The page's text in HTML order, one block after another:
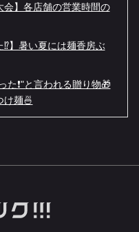
会】各店舗の営業時間の
】暑い夏には麺香房ぶ
た❗️"と言われる贈り物🎁
け麺🍜
】空調設備のメンテナン